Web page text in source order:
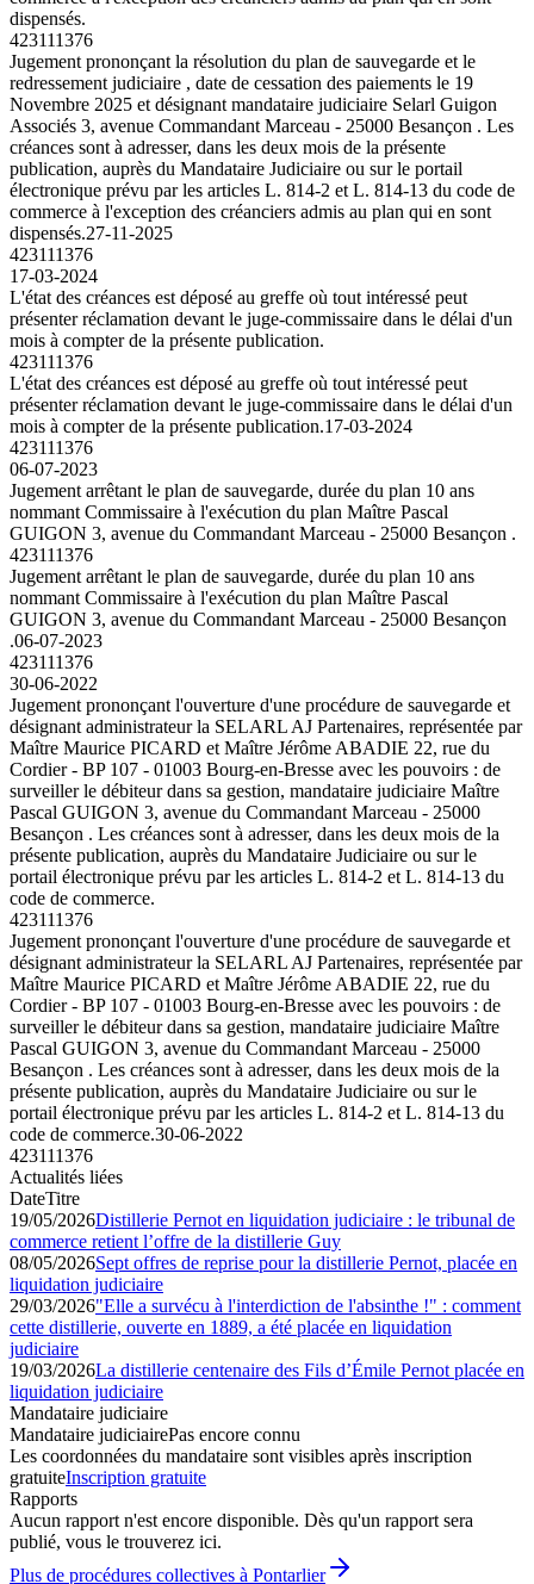
dispensés.
423111376
Jugement prononçant la résolution du plan de sauvegarde et le
redressement judiciaire , date de cessation des paiements le 19
Novembre 2025 et désignant mandataire judiciaire Selarl Guigon
Associés 3, avenue Commandant Marceau - 25000 Besançon . Les
créances sont à adresser, dans les deux mois de la présente
publication, auprès du Mandataire Judiciaire ou sur le portail
électronique prévu par les articles L. 814-2 et L. 814-13 du code de
commerce à l'exception des créanciers admis au plan qui en sont
dispensés.27-11-2025
423111376
17-03-2024
L'état des créances est déposé au greffe où tout intéressé peut
présenter réclamation devant le juge-commissaire dans le délai d'un
mois à compter de la présente publication.
423111376
L'état des créances est déposé au greffe où tout intéressé peut
présenter réclamation devant le juge-commissaire dans le délai d'un
mois à compter de la présente publication.17-03-2024
423111376
06-07-2023
Jugement arrêtant le plan de sauvegarde, durée du plan 10 ans
nommant Commissaire à l'exécution du plan Maître Pascal
GUIGON 3, avenue du Commandant Marceau - 25000 Besançon .
423111376
Jugement arrêtant le plan de sauvegarde, durée du plan 10 ans
nommant Commissaire à l'exécution du plan Maître Pascal
GUIGON 3, avenue du Commandant Marceau - 25000 Besançon
.06-07-2023
423111376
30-06-2022
Jugement prononçant l'ouverture d'une procédure de sauvegarde et
désignant administrateur la SELARL AJ Partenaires, représentée par
Maître Maurice PICARD et Maître Jérôme ABADIE 22, rue du
Cordier - BP 107 - 01003 Bourg-en-Bresse avec les pouvoirs : de
surveiller le débiteur dans sa gestion, mandataire judiciaire Maître
Pascal GUIGON 3, avenue du Commandant Marceau - 25000
Besançon . Les créances sont à adresser, dans les deux mois de la
présente publication, auprès du Mandataire Judiciaire ou sur le
portail électronique prévu par les articles L. 814-2 et L. 814-13 du
code de commerce.
423111376
Jugement prononçant l'ouverture d'une procédure de sauvegarde et
désignant administrateur la SELARL AJ Partenaires, représentée par
Maître Maurice PICARD et Maître Jérôme ABADIE 22, rue du
Cordier - BP 107 - 01003 Bourg-en-Bresse avec les pouvoirs : de
surveiller le débiteur dans sa gestion, mandataire judiciaire Maître
Pascal GUIGON 3, avenue du Commandant Marceau - 25000
Besançon . Les créances sont à adresser, dans les deux mois de la
présente publication, auprès du Mandataire Judiciaire ou sur le
portail électronique prévu par les articles L. 814-2 et L. 814-13 du
code de commerce.30-06-2022
423111376
Actualités liées
DateTitre
19/05/2026Distillerie Pernot en liquidation judiciaire : le tribunal de
commerce retient l’offre de la distillerie Guy
08/05/2026Sept offres de reprise pour la distillerie Pernot, placée en
liquidation judiciaire
29/03/2026"Elle a survécu à l'interdiction de l'absinthe !" : comment
cette distillerie, ouverte en 1889, a été placée en liquidation
judiciaire
19/03/2026La distillerie centenaire des Fils d’Émile Pernot placée en
liquidation judiciaire
Mandataire judiciaire
Mandataire judiciairePas encore connu
Les coordonnées du mandataire sont visibles après inscription
gratuiteInscription gratuite
Rapports
Aucun rapport n'est encore disponible. Dès qu'un rapport sera
publié, vous le trouverez ici.
Plus de procédures collectives à Pontarlier